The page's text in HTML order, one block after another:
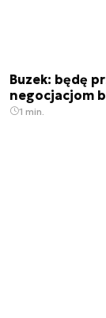
Buzek: będę
negocjacjom
1 min.